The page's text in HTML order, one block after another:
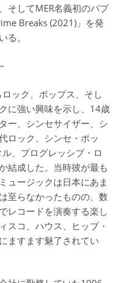
そしてMER名義初のパブ
Breaks (2021)」を発
る。
ック、ポップス、そし
に強い興味を示し、14歳
ー、シンセサイザー、シ
ロック、シンセ・ポッ
、プログレッシブ・ロ
結成した。当時彼が最も
ュージックは日本にあま
至らなかったものの、数
レコードを演奏する楽し
スコ、ハウス、ヒップ・
ますます魅了されてい